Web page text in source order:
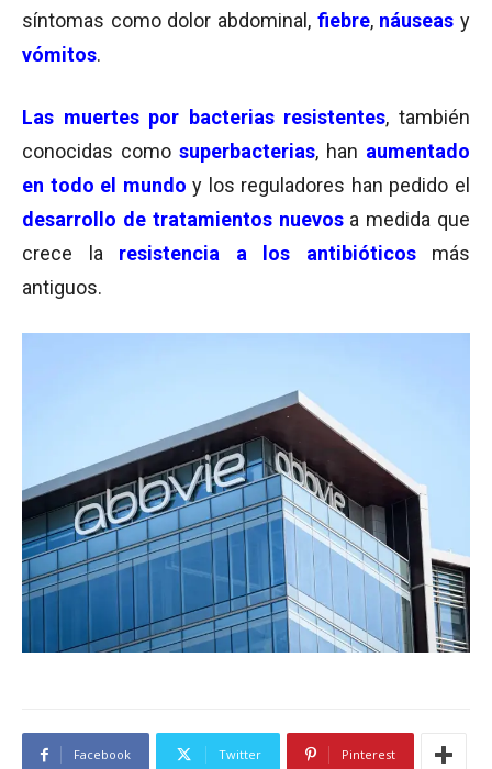
síntomas como dolor abdominal, fiebre, náuseas y
vómitos.
Las muertes por bacterias resistentes, también
conocidas como superbacterias, han aumentado
en todo el mundo y los reguladores han pedido el
desarrollo de tratamientos nuevosa medida que
crece la resistencia a los antibióticosmás
antiguos.
Facebook Twitter Pinterest